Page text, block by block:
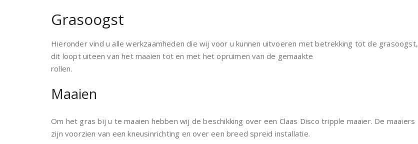
Grasoogst
Hieronder vind u alle werkzaamheden die wij voor u kunnen uitvoeren met betrekking tot de grasoogst,
dit loopt uiteen van het maaien tot en met het opruimen van de gemaakte
rollen.
Maaien
Om het gras bij u te maaien hebben wij de beschikking over een Claas Disco tripple maaier. De maaiers
zijn voorzien van een kneusinrichting en over een breed spreid installatie.